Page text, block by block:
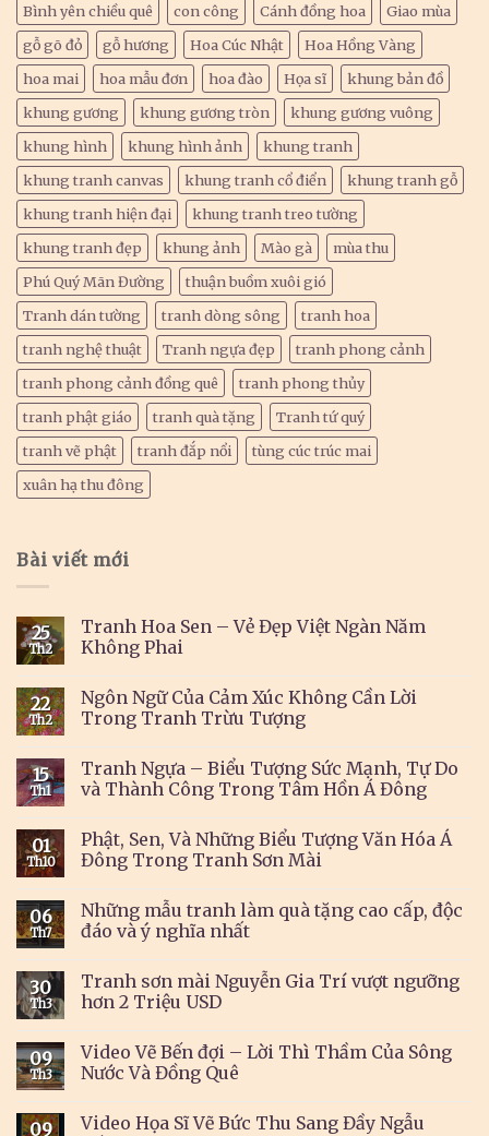
Bình yên chiều quê con công Cánh đồng hoa
Giao mùa
gỗ gõ đỏ
gỗ hương Hoa Cúc Nhật
Hoa Hồng Vàng
hoa mai
hoa mẫu đơn hoa đào Họa sĩ
khung bản đồ
khung gương
khung gương tròn
khung gương vuông
khung hình
khung hình ảnh
khung tranh
khung tranh canvas
khung tranh cổ điển
khung tranh gỗ
khung tranh hiện đại
khung tranh treo tường
khung tranh đẹp
khung ảnh Mào gà
mùa thu
Phú Quý Mãn Đường
thuận buồm xuôi gió
Tranh dán tường
tranh dòng sông
tranh hoa
tranh nghệ thuật
Tranh ngựa đẹp
tranh phong cảnh
tranh phong cảnh đồng quê
tranh phong thủy
tranh phật giáo
tranh quà tặng
Tranh tứ quý
tranh vẽ phật
tranh đắp nổi
tùng cúc trúc mai
xuân hạ thu đông
Bài viết mới
25
Th2
Tranh Hoa Sen – Vẻ Đẹp Việt Ngàn Năm
Không Phai
22
Th2
Ngôn Ngữ Của Cảm Xúc Không Cần Lời
Trong Tranh Trừu Tượng
15
Th1
Tranh Ngựa – Biểu Tượng Sức Mạnh, Tự Do
và Thành Công Trong Tâm Hồn Á Đông
01
Th10
Phật, Sen, Và Những Biểu Tượng Văn Hóa Á
Đông Trong Tranh Sơn Mài
06
Th7
Những mẫu tranh làm quà tặng cao cấp, độc
đáo và ý nghĩa nhất
30
Th3
Tranh sơn mài Nguyễn Gia Trí vượt ngưỡng
hơn 2 Triệu USD
09
Th3
Video Vẽ Bến đợi – Lời Thì Thầm Của Sông
Nước Và Đồng Quê
09
Video Họa Sĩ Vẽ Bức Thu Sang Đầy Ngẫu